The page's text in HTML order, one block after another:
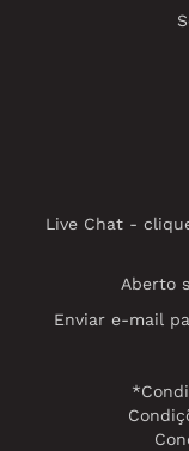
Live Chat -
Aberto
Enviar e-mail